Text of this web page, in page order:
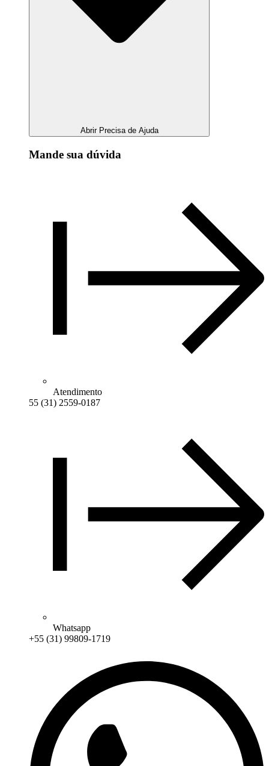
Abrir Precisa de Ajuda
Mande sua dúvida
Atendimento
55 (31) 2559-0187
Whatsapp
+55 (31) 99809-1719